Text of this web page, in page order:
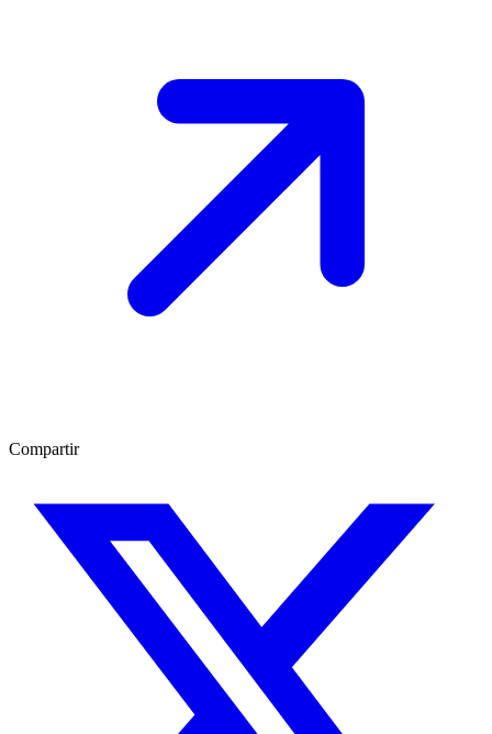
Compartir